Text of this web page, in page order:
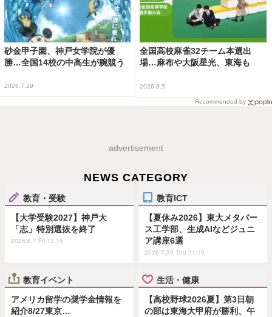
砂金甲子園、神戸女学院が優
勝…全国14校の中高生が腕競う
2026.7.29
全国高校麻雀32チーム本選出
場…麻布や大阪星光、東海も
2026.8.5
Recommended by
advertisement
NEWS CATEGORY
教育・受験
【大学受験2027】神戸大
「志」特別選抜を終了
2026.8.7 Fri 13:15
教育ICT
【夏休み2026】東大メタバー
ス工学部、生成AIなどジュニ
ア講座6選
2026.7.30 Thu 11:15
教育イベント
アメリカ留学の奨学金情報を
紹介8/27東京…
生活・健康
【高校野球2026夏】第3日朝
の部は東海大甲府が勝利、午